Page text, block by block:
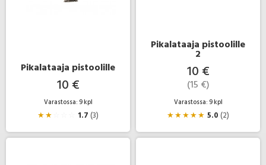
Pikalataaja pistoolille
10 €
Varastossa: 9 kpl
★★ 1.7(3)
Pikalataaja pistoolille
2
10 €
(15 €)
Varastossa: 9 kpl
★★★★★ 5.0(2)